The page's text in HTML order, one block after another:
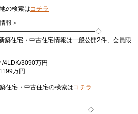
の検索はコチラ
報＞
築住宅・中古住宅情報は一般公開2件、会員限
/4LDK/3090万円
万円
住宅・中古住宅の検索はコチラ
◇